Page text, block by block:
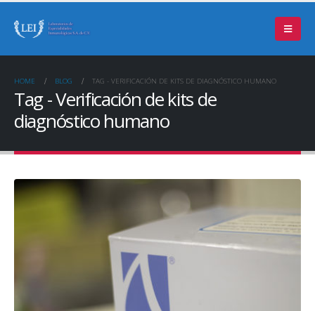
HOME BLOG TAG - VERIFICACIÓN DE KITS DE DIAGNÓSTICO HUMANO
Tag - Verificación de kits de
diagnóstico humano